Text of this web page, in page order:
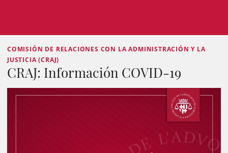
COMISIÓN DE RELACIONES CON LA ADMINISTRACIÓN Y LA
JUSTICIA (CRAJ)
CRAJ: Información COVID-19